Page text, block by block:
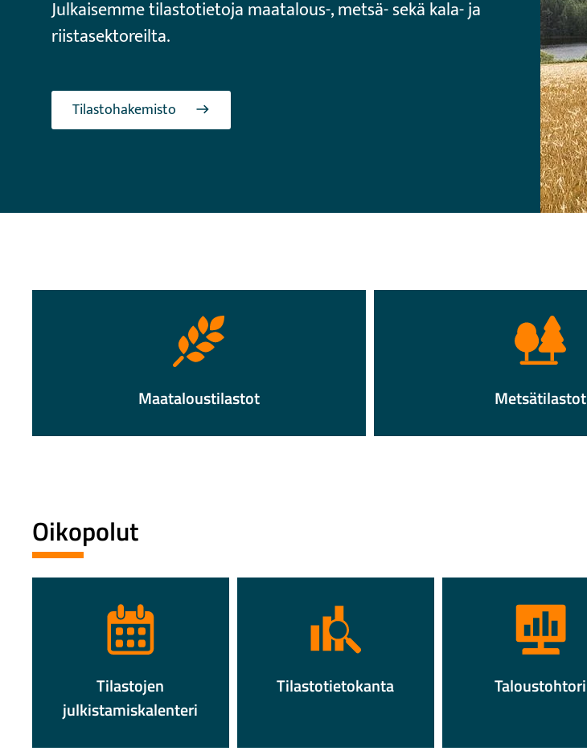
Julkaisemme tilastotietoja maatalous-, metsä- sekä kala- ja
riistasektoreilta.
Tilastohakemisto
Maataloustilastot Metsätilastot
Oikopolut
Tilastojen
julkistamiskalenteri
Tilastotietokanta Taloustohtori